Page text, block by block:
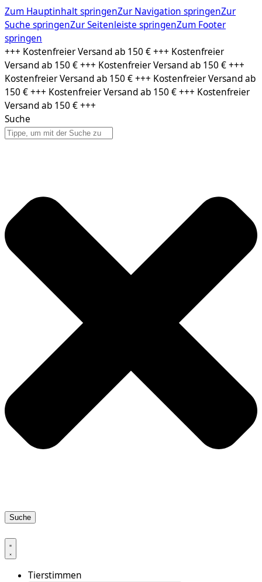
Zum Hauptinhalt springenZur Navigation springenZur
Suche springenZur Seitenleiste springenZum Footer
springen
Zum
Inhalt
springen
+++ Kostenfreier Versand ab 150 € +++ Kostenfreier
Versand ab 150 € +++ Kostenfreier Versand ab 150 € +++
Kostenfreier Versand ab 150 € +++ Kostenfreier Versand ab
150 € +++ Kostenfreier Versand ab 150 € +++ Kostenfreier
Versand ab 150 € +++
Suche
Suche
Tierstimmen